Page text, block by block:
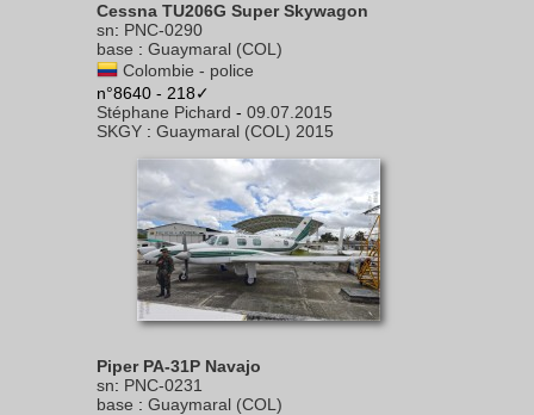
Cessna TU206G Super Skywagon
sn: PNC-0290
base : Guaymaral (COL)
Colombie - police
n°8640 - 218✓
Stéphane Pichard - 09.07.2015
SKGY : Guaymaral (COL) 2015
Piper PA-31P Navajo
sn: PNC-0231
base : Guaymaral (COL)